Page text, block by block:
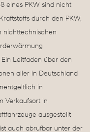
eines PKW sind nicht
durch den PKW,
nichttechnischen
Leitfaden über den
aller in Deutschland
in
Verkaufsort in
ausgestellt
auch abrufbar unter der